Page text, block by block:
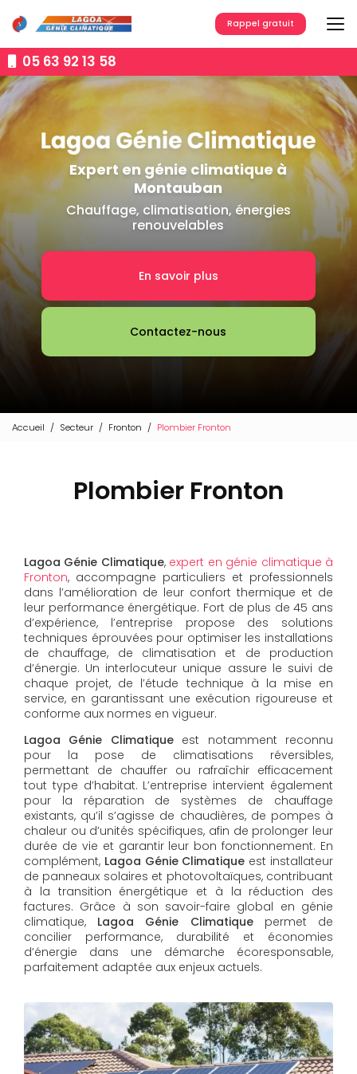
au
contenu
principal05 63 92 13 58
Rappel gratuit
Expert en génie climatique à
Montauban
Chauffage, climatisation, énergies
renouvelables
En savoir plus
Contactez-nous
Accueil Secteur Fronton Plombier Fronton
Plombier Fronton
Lagoa Génie Climatique, expert en génie climatique à
Fronton, accompagne particuliers et professionnels
dans l’amélioration de leur confort thermique et de
leur performance énergétique. Fort de plus de 45 ans
d’expérience, l’entreprise propose des solutions
techniques éprouvées pour optimiser les installations
de chauffage, de climatisation et de production
d’énergie. Un interlocuteur unique assure le suivi de
chaque projet, de l’étude technique à la mise en
service, en garantissant une exécution rigoureuse et
conforme aux normes en vigueur.
Lagoa Génie Climatiqueest notamment reconnu
pour la pose de climatisations réversibles,
permettant de chauffer ou rafraîchir efficacement
tout type d’habitat. L’entreprise intervient également
pour la réparation de systèmes de chauffage
existants, qu’il s’agisse de chaudières, de pompes à
chaleur ou d’unités spécifiques, afin de prolonger leur
durée de vie et garantir leur bon fonctionnement. En
complément, Lagoa Génie Climatique est installateur
de panneaux solaires et photovoltaïques, contribuant
à la transition énergétique et à la réduction des
factures. Grâce à son savoir-faire global en génie
climatique, Lagoa Génie Climatiquepermet de
concilier performance, durabilité et économies
d’énergie dans une démarche écoresponsable,
parfaitement adaptée aux enjeux actuels.